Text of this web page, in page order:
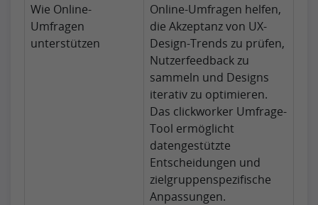
Wie Online-
Umfragen
unterstützen
Online-Umfragen helfen,
die Akzeptanz von UX-
Design-Trends zu prüfen,
Nutzerfeedback zu
sammeln und Designs
iterativ zu optimieren.
Das clickworker Umfrage-
Tool ermöglicht
datengestützte
Entscheidungen und
zielgruppenspezifische
Anpassungen.